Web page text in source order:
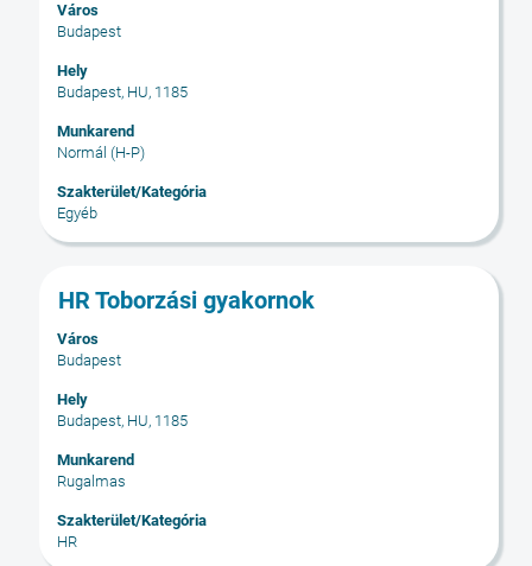
Város
Budapest
Hely
Budapest, HU, 1185
Munkarend
Normál (H-P)
Szakterület/Kategória
Egyéb
a
szóköz
billentyűvel
az
állásinformáció
teljes
megtekintéséhez.
Cím
HR Toborzási gyakornok
Város
Budapest
Hely
Budapest, HU, 1185
Munkarend
Rugalmas
Szakterület/Kategória
HR
Jelölje
a
szóköz
billentyűvel
az
állásinformáció
teljes
megtekintéséhez.